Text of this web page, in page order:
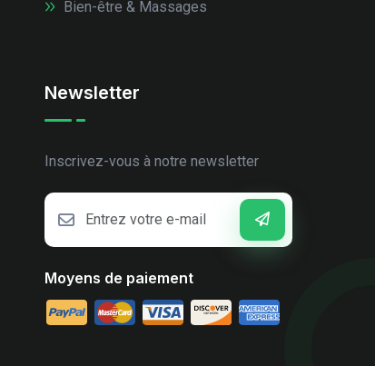
Bien-être & Massages
Newsletter
Inscrivez-vous à notre newsletter
Moyens de paiement